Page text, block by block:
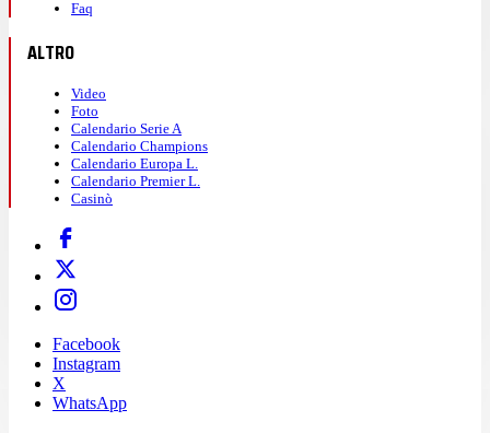
Faq
ALTRO
Video
Foto
Calendario Serie A
Calendario Champions
Calendario Europa L.
Calendario Premier L.
Casinò
Facebook
Instagram
X
WhatsApp